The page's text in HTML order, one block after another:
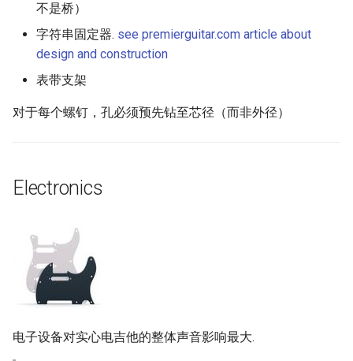
不是桥）
字符串固定器. see premierguitar.com article about
design and construction
表带支架
对于每个螺钉，孔必须预先钻至芯径（而非外径）
Electronics
电子设备对实心电吉他的整体声音影响最大.